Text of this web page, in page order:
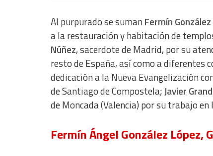
Al purpurado se sumanFermín
a la restauración y habitación de
Núñez, sacerdote de Madrid, por su
resto de España, así como a diferentes
dedicación a la Nueva Evangelización
de Santiago de Compostela;Javier
de Moncada (Valencia) por su trabajo
Fermín Ángel González